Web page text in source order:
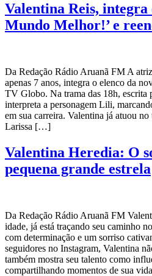
Valentina Reis, integra
Mundo Melhor!’ e
Da Redação Rádio Aruanã FM A
apenas 7 anos, integra o elenco da
TV Globo. Na trama das 18h, escrita
interpreta a personagem Lili,
em sua carreira. Valentina já atuou
Larissa […]
Valentina Heredia: O
pequena grande estrela
Da Redação Rádio Aruanã FM
idade, já está traçando seu caminho
com determinação e um sorriso
seguidores no Instagram, Valentina
também mostra seu talento como
compartilhando momentos de sua